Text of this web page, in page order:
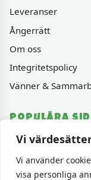
Vi
Vi använder
visa personliga
Leveranser
Ångerrätt
Om oss
Integritetspolicy
Vänner &
Populära
Varumärken
Fyndhörnan
1000 bitars pussel